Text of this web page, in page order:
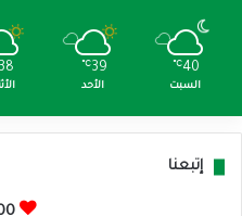
40
℃
السبت
39
℃
الأحد
38
إتبعنا